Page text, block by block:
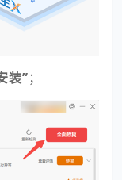
装”；